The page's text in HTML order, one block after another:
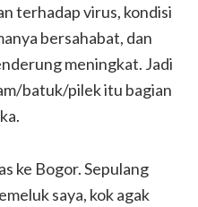
terhadap virus, kondisi
bersahabat, dan
meningkat. Jadi
batuk/pilek itu bagian
ke Bogor. Sepulang
saya, kok agak